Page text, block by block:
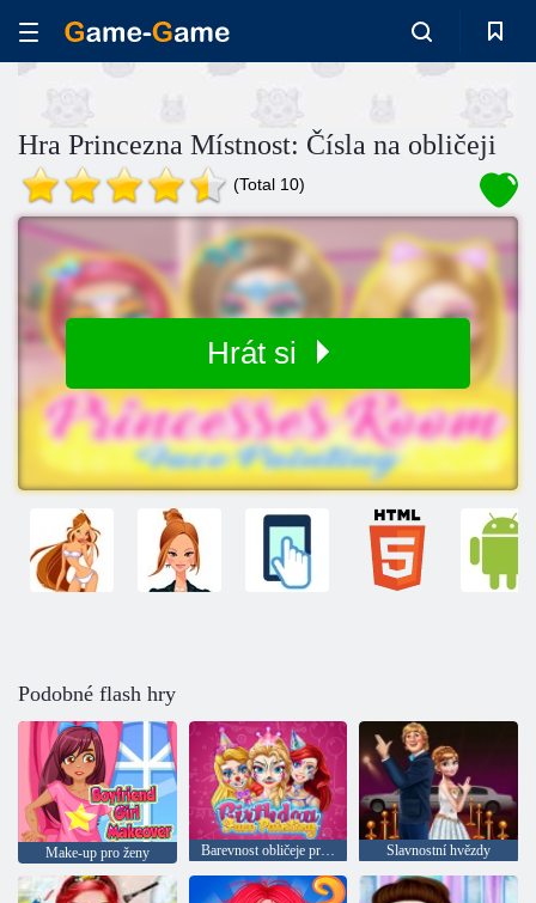
Hra Princezna Místnost: Čísla na obličeji
(Total 10)
Hrát si
Podobné flash hry
Make-up pro ženy Barevnost obličeje pro den narození Slavnostní hvězdy